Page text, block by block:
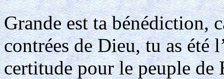
Grande est ta bénédiction,
contrées de Dieu, tu as été
certitude pour le peuple de